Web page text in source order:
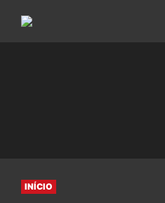
INÍCIO